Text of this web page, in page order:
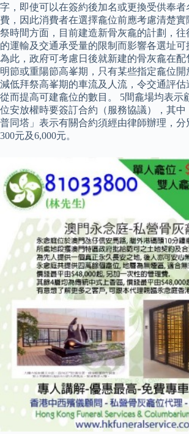
字，即使可以在簽約後加名或更換受供奉
費，因此消費者在選擇龕位前應考慮清楚
祭時間方面，目前建造新骨灰龕的計劃，往
的運輸及交通承受量的限制而影響各選址可
為此，政府可考慮日後就新建的骨灰龕在
明節或重陽節高峯期，只有某些指定龕位
減低拜祭高峯期的車流及人流，令交通評估
從而提高可建龕位的數目。 5間龕場均表示
位安放權時要簽訂合約（服務協議），其
普同塔」表示有關合約須經由律師辦理，
300元及6,000元。